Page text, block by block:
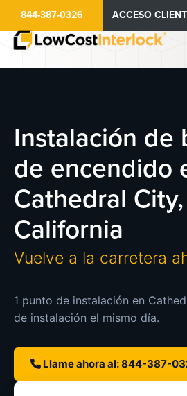
contenido
844-387-0326 ACCESO
Instalación de
de encendido
Cathedral City,
California
Vuelve a la carretera
1 punto de instalación en
de instalación el mismo día.
Llame ahora al: 844-387-